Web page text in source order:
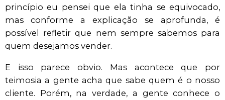
princípio eu pensei que ela tinha se equivocado,
mas conforme a explicação se aprofunda, é
possível refletir que nem sempre sabemos para
quem desejamos vender.
E isso parece obvio. Mas acontece que por
teimosia a gente acha que sabe quem é o nosso
cliente. Porém, na verdade, a gente conhece o